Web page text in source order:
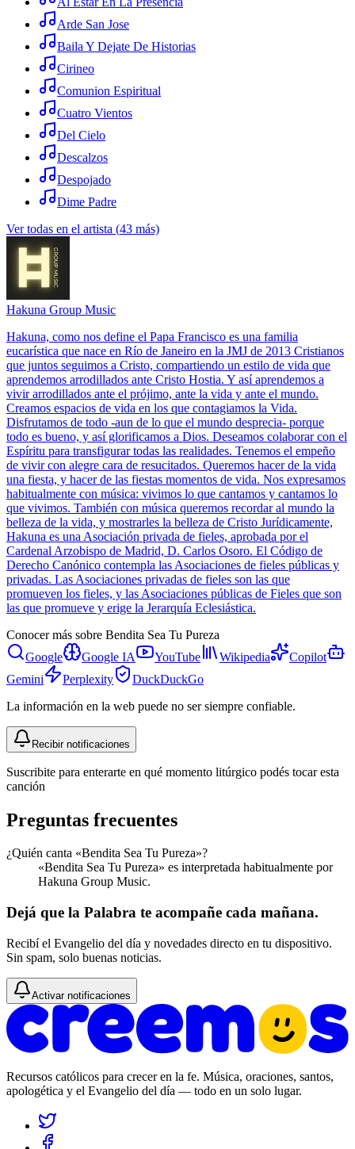
Arde San Jose
Baila Y Dejate De Historias
Cirineo
Comunion Espiritual
Cuatro Vientos
Del Cielo
Descalzos
Despojado
Dime Padre
Ver todas en el artista (43 más)
Hakuna Group Music
Hakuna, como nos define el Papa Francisco es una familia
eucarística que nace en Río de Janeiro en la JMJ de 2013 Cristianos
que juntos seguimos a Cristo, compartiendo un estilo de vida que
aprendemos arrodillados ante Cristo Hostia. Y así aprendemos a
vivir arrodillados ante el prójimo, ante la vida y ante el mundo.
Creamos espacios de vida en los que contagiamos la Vida.
Disfrutamos de todo -aun de lo que el mundo desprecia- porque
todo es bueno, y así glorificamos a Dios. Deseamos colaborar con el
Espíritu para transfigurar todas las realidades. Tenemos el empeño
de vivir con alegre cara de resucitados. Queremos hacer de la vida
una fiesta, y hacer de las fiestas momentos de vida. Nos expresamos
habitualmente con música: vivimos lo que cantamos y cantamos lo
que vivimos. También con música queremos recordar al mundo la
belleza de la vida, y mostrarles la belleza de Cristo Jurídicamente,
Hakuna es una Asociación privada de fieles, aprobada por el
Cardenal Arzobispo de Madrid, D. Carlos Osoro. El Código de
Derecho Canónico contempla las Asociaciones de fieles públicas y
privadas. Las Asociaciones privadas de fieles son las que
promueven los fieles, y las Asociaciones públicas de Fieles que son
las que promueve y erige la Jerarquía Eclesiástica.
Conocer más sobre Bendita Sea Tu Pureza
Google
Google IA YouTube Wikipedia
Copilot
Gemini
Perplexity
DuckDuckGo
La información en la web puede no ser siempre confiable.
Recibir notificaciones
Suscribite para enterarte en qué momento litúrgico podés tocar esta
canción
Preguntas frecuentes
¿Quién canta «Bendita Sea Tu Pureza»?
«Bendita Sea Tu Pureza» es interpretada habitualmente por
Hakuna Group Music.
Dejá que la Palabra te acompañe cada mañana.
Recibí el Evangelio del día y novedades directo en tu dispositivo.
Sin spam, solo buenas noticias.
Activar notificaciones
Recursos católicos para crecer en la fe. Música, oraciones, santos,
apologética y el Evangelio del día — todo en un solo lugar.